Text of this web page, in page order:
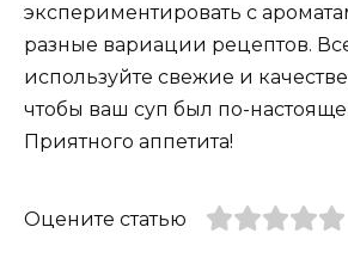
экспериментировать с
разные вариации рецептов.
используйте свежие и
чтобы ваш суп был по-
Приятного аппетита!
Оцените статью